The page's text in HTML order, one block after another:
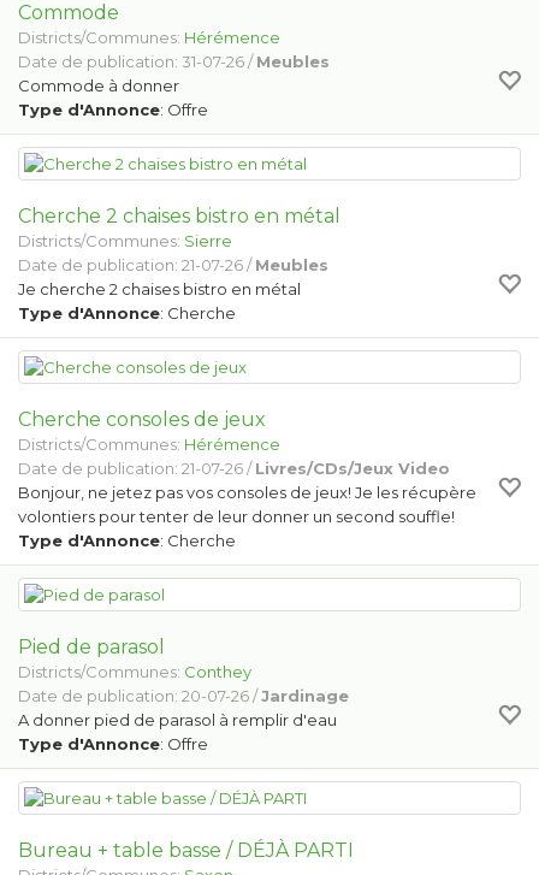
Commode
Districts/Communes: Hérémence
Date de publication: 31-07-26 /Meubles
Commode à donner
Type d'Annonce: Offre
Cherche 2 chaises bistro en métal
Districts/Communes: Sierre
Date de publication: 21-07-26 /Meubles
Je cherche 2 chaises bistro en métal
Type d'Annonce: Cherche
Cherche consoles de jeux
Districts/Communes: Hérémence
Date de publication: 21-07-26 /Livres/CDs/Jeux Video
Bonjour, ne jetez pas vos consoles de jeux! Je les récupère
volontiers pour tenter de leur donner un second souffle!
Type d'Annonce: Cherche
Pied de parasol
Districts/Communes: Conthey
Date de publication: 20-07-26 /Jardinage
A donner pied de parasol à remplir d'eau
Type d'Annonce: Offre
Bureau + table basse / DÉJÀ PARTI